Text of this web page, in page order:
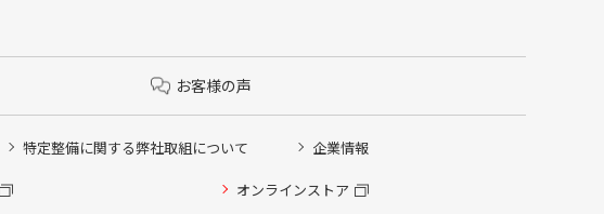
お客様の声
特定整備に関する弊社取組について 企業情報
オンラインストア